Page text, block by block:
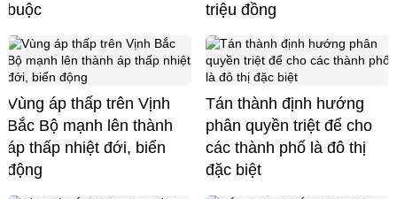
buộc
triệu đồng
Vùng áp thấp trên Vịnh
Bắc Bộ mạnh lên thành
áp thấp nhiệt đới, biển
động
Tán thành định hướng
phân quyền triệt để cho
các thành phố là đô thị
đặc biệt